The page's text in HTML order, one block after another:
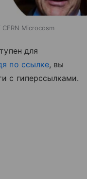
Microcosm
для
по ссылке, вы
с гиперссылками.